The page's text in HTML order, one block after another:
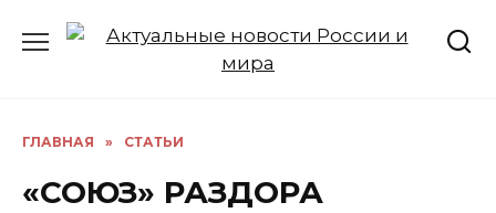
ГЛАВНАЯ » СТАТЬИ
«СОЮЗ» РАЗДОРА